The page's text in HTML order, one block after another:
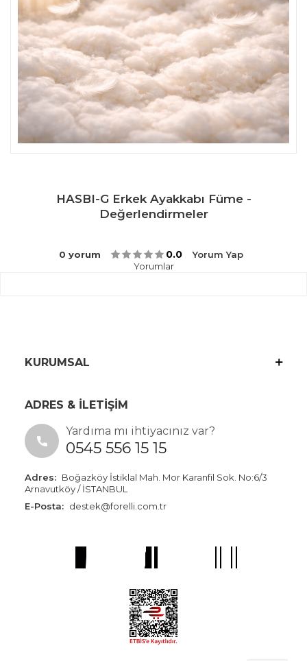
HASBI-G Erkek Ayakkabı Füme -
Değerlendirmeler
0 yorum 0.0
Yorum Yap
Yorumlar
KURUMSAL
ADRES & İLETİŞİM
Yardıma mı ihtiyacınız var?
0545 556 15 15
Adres: Boğazköy İstiklal Mah. Mor Karanfil Sok. No:6/3
Arnavutköy / İSTANBUL
E-Posta: destek@forelli.com.tr